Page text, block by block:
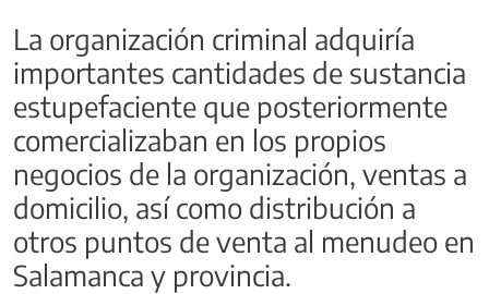
La organización criminal adquiría
importantes cantidades de sustancia
estupefaciente que posteriormente
comercializaban en los propios
negocios de la organización, ventas a
domicilio, así como distribución a
otros puntos de venta al menudeo en
Salamanca y provincia.